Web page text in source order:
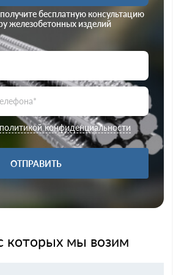
бесплатную консультацию
железобетонных изделий
политикой конфиденциальности
ОТПРАВИТЬ
которых мы возим